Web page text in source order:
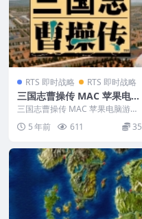
RTS 即时战略 RTS 即时战略
三国志曹操传 MAC 苹果电脑
游戏 简体中文版 支援10.13 1
0.14 10.15 11 12 适用于APP
LE CPU
三国志曹操传 MAC 苹果电脑游戏
简体中文版 支援10.13 10.14 10...
5 年前 611 35